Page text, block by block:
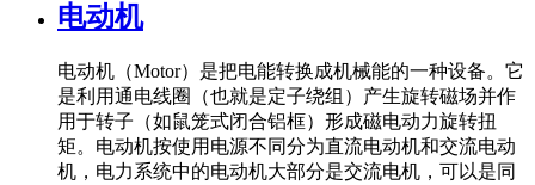
电动机
电动机（Motor）是把电能转换成机械能的一种设备。它
是利用通电线圈（也就是定子绕组）产生旋转磁场并作
用于转子（如鼠笼式闭合铝框）形成磁电动力旋转扭
矩。电动机按使用电源不同分为直流电动机和交流电动
机，电力系统中的电动机大部分是交流电机，可以是同